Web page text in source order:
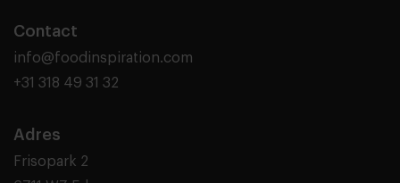
Contact
info@foodinspiration.com
+31 318 49 31 32
Adres
Frisopark 2